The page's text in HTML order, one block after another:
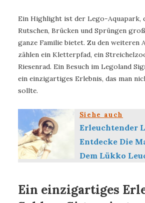
Ein Highlight ist der Lego-Aquapark,
Rutschen, Brücken und Sprüngen
ganze Familie bietet. Zu den weiteren
zählen ein Kletterpfad, ein
Riesenrad. Ein Besuch im Legoland
ein einzigartiges Erlebnis, das man
sollte.
Siehe auch
Erleuchtender
Entdecke Die
Dem Lükko
Ein einzigartiges